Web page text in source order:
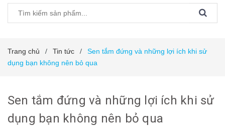
Trang chủ / Tin tức /
Sen tắm đứng và những lợi ích khi sử
dụng bạn không nên bỏ qua
Sen tắm đứng và những lợi ích khi sử
dụng bạn không nên bỏ qua